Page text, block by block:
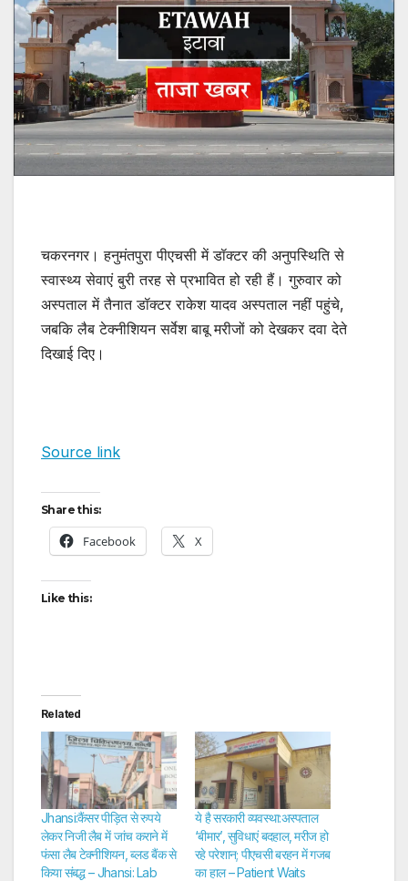
चकरनगर। हनुमंतपुरा पीएचसी में डॉक्टर की अनुपस्थिति से
स्वास्थ्य सेवाएं बुरी तरह से प्रभावित हो रही हैं। गुरुवार को
अस्पताल में तैनात डॉक्टर राकेश यादव अस्पताल नहीं पहुंचे,
जबकि लैब टेक्नीशियन सर्वेश बाबू मरीजों को देखकर दवा देते
दिखाई दिए।
Source link
Share this:
Facebook X
Like this:
Related
Jhansi:कैंसर पीड़ित से रुपये
लेकर निजी लैब में जांच कराने में
फंसा लैब टेक्नीशियन, ब्लड बैंक से
किया संबद्ध – Jhansi: Lab
ये है सरकारी व्यवस्था:अस्पताल
‘बीमार’, सुविधाएं बदहाल, मरीज हो
रहे परेशान; पीएचसी बरहन में गजब
का हाल – Patient Waits